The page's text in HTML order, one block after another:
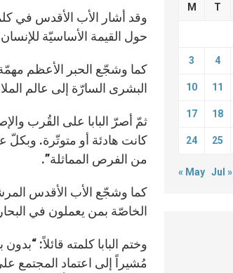
وقد أشار الأب الأقدس في
حول القيمة الأساسيّة
كما وشجّع الحبر الأعظم
البشرى السارّة إلى عالم
ثمّ أصرّ البابا على القُرب
كانت هادئة أو متوتّرة.
من الفرص المماثلة”.
كما وشجّع الأب الأقدس
الخاصّة بمن يعملون في
وختم البابا كلمته قائلاً:
مُشيراً إلى اعتماد المجتمع
M T
3 4
10 11
17 18
24 25
« May Jul »